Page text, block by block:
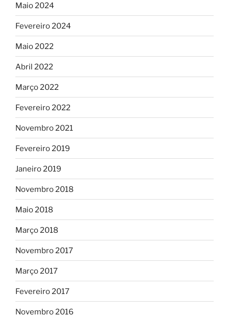
Maio 2024
Fevereiro 2024
Maio 2022
Abril 2022
Março 2022
Fevereiro 2022
Novembro 2021
Fevereiro 2019
Janeiro 2019
Novembro 2018
Maio 2018
Março 2018
Novembro 2017
Março 2017
Fevereiro 2017
Novembro 2016